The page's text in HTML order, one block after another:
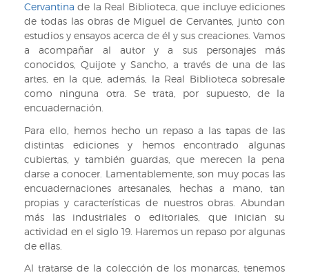
Cervantina de la Real Biblioteca, que incluye ediciones
de todas las obras de Miguel de Cervantes, junto con
estudios y ensayos acerca de él y sus creaciones. Vamos
a acompañar al autor y a sus personajes más
conocidos, Quijote y Sancho, a través de una de las
artes, en la que, además, la Real Biblioteca sobresale
como ninguna otra. Se trata, por supuesto, de la
encuadernación.
Para ello, hemos hecho un repaso a las tapas de las
distintas ediciones y hemos encontrado algunas
cubiertas, y también guardas, que merecen la pena
darse a conocer. Lamentablemente, son muy pocas las
encuadernaciones artesanales, hechas a mano, tan
propias y características de nuestros obras. Abundan
más las industriales o editoriales, que inician su
actividad en el siglo 19. Haremos un repaso por algunas
de ellas.
Al tratarse de la colección de los monarcas, tenemos